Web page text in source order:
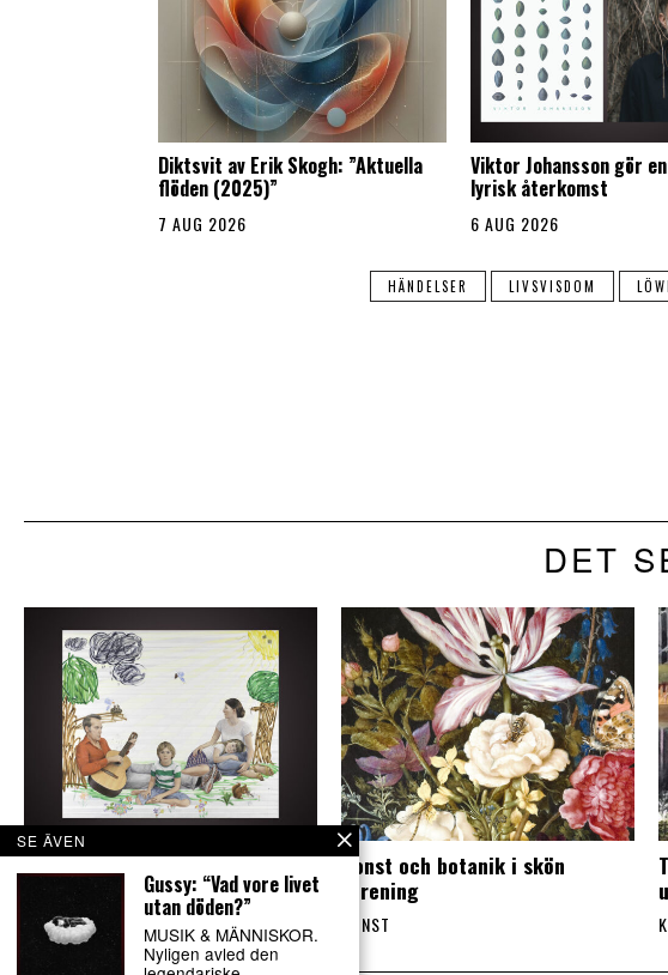
Diktsvit av Erik Skogh: ”Aktuella
flöden (2025)”
7 AUG 2026
Viktor Johansson gör
lyrisk återkomst
6 AUG 2026
HÄNDELSER LIVSVISDOM
DET
Mångfasetterad utställning om
fenomenet familj
KONST
Konst och botanik i skön
förening
KONST
SE ÄVEN
Gussy: “Vad vore livet
utan döden?”
MUSIK & MÄNNISKOR.
Nyligen avled den